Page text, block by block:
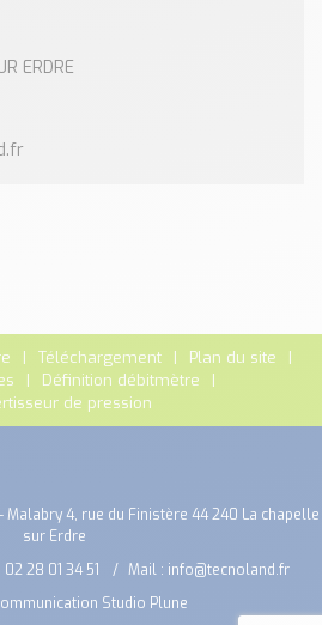
ERDRE
Téléchargement
Plan du site
Définition débitmètre
de pression
Malabry 4, rue du Finistère 44 240 La chapelle
sur Erdre
02 28 01 34 51 Mail : info@tecnoland.fr
Studio Plune